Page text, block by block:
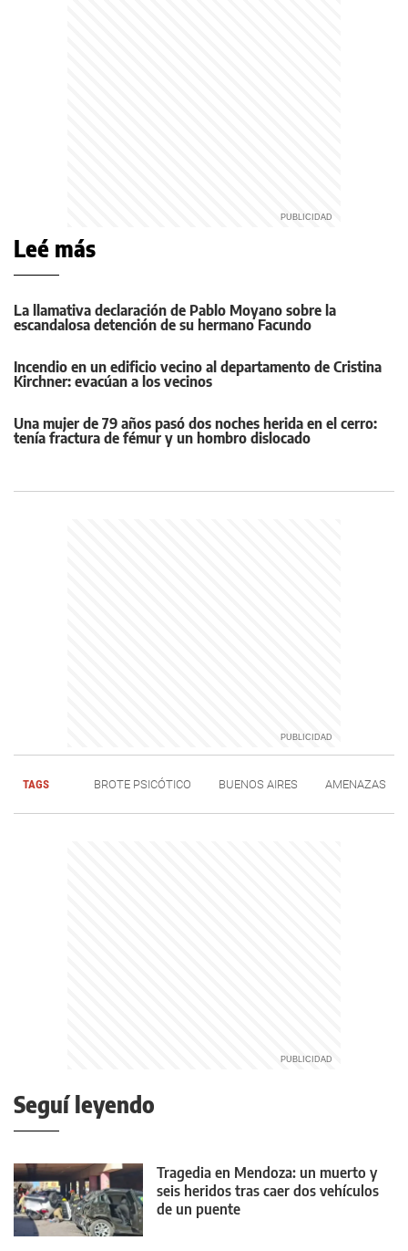
Leé más
La llamativa declaración de Pablo Moyano sobre la
escandalosa detención de su hermano Facundo
Incendio en un edificio vecino al departamento de Cristina
Kirchner: evacúan a los vecinos
Una mujer de 79 años pasó dos noches herida en el cerro:
tenía fractura de fémur y un hombro dislocado
TAGS BROTE PSICÓTICO BUENOS AIRES AMENAZAS
Seguí leyendo
Tragedia en Mendoza: un muerto y
seis heridos tras caer dos vehículos
de un puente